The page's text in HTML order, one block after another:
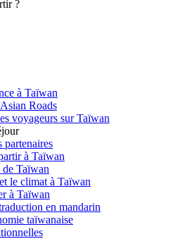
?
à Taïwan
Roads
voyageurs sur Taïwan
partenaires
à Taïwan
Taïwan
le climat à Taïwan
à Taïwan
en mandarin
taïwanaise